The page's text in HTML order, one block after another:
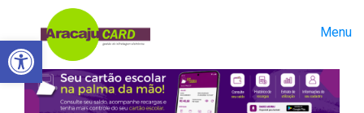
Abrir a barra de ferramentas
Menu